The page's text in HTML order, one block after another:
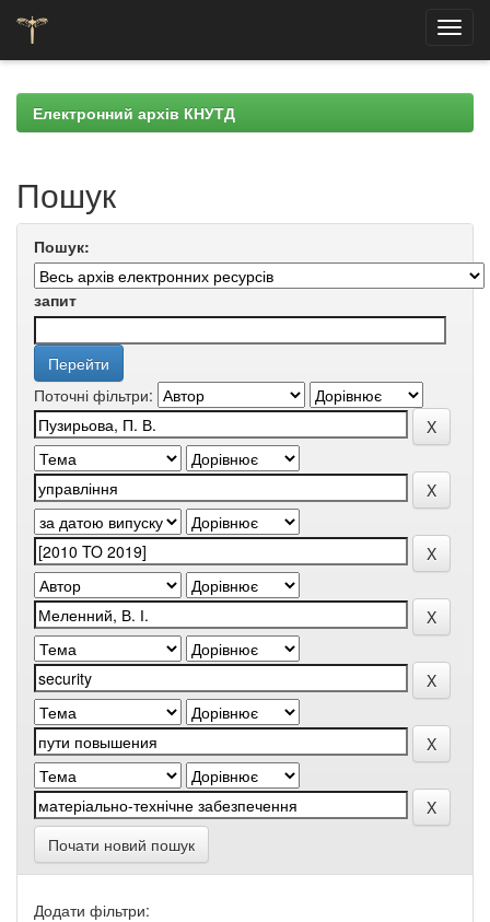
navigationЕлектронний архів КНУТД
Пошук
Пошук:
запит
Поточні фільтри:
Почати новий пошук
Додати фільтри: